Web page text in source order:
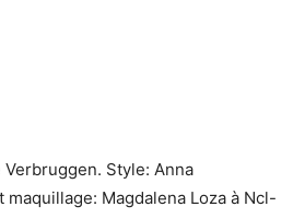
Style: Anna
Magdalena Loza à Ncl-